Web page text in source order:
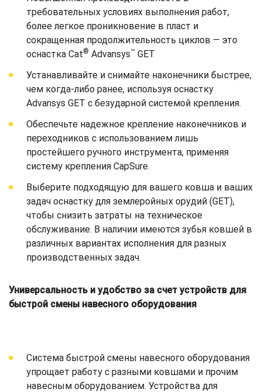
требовательных условиях выполнения работ,
более легкое проникновение в пласт и
сокращенная продолжительность циклов — это
оснастка Cat® Advansys™ GET
Устанавливайте и снимайте наконечники быстрее,
чем когда-либо ранее, используя оснастку
Advansys GET с безударной системой крепления.
Обеспечьте надежное крепление наконечников и
переходников с использованием лишь
простейшего ручного инструмента, применяя
систему крепления CapSure.
Выберите подходящую для вашего ковша и ваших
задач оснастку для землеройных орудий (GET),
чтобы снизить затраты на техническое
обслуживание. В наличии имеются зубья ковшей в
различных вариантах исполнения для разных
производственных задач.
Универсальность и удобство за счет устройств для
быстрой смены навесного оборудования
Система быстрой смены навесного оборудования
упрощает работу с разными ковшами и прочим
навесным оборудованием. Устройства для